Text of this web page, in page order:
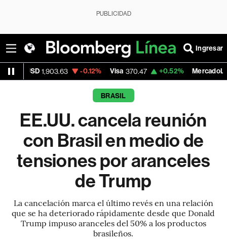
PUBLICIDAD
Ingresar
1,903.63 -0.12% Visa 370.47 +0.52% MercadoLibre
BRASIL
EE.UU. cancela reunión
con Brasil en medio de
tensiones por aranceles
de Trump
La cancelación marca el último revés en una relación
que se ha deteriorado rápidamente desde que Donald
Trump impuso aranceles del 50% a los productos
brasileños.